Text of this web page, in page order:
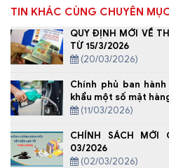
TIN KHÁC CÙNG CHUYÊN
QUY ĐỊNH MỚI VỀ
TỪ 15/3/2026
(20/03/2026)
Chính phủ ban
khẩu một số mặt
(11/03/2026)
CHÍNH SÁCH MỚI
03/2026
(02/03/2026)